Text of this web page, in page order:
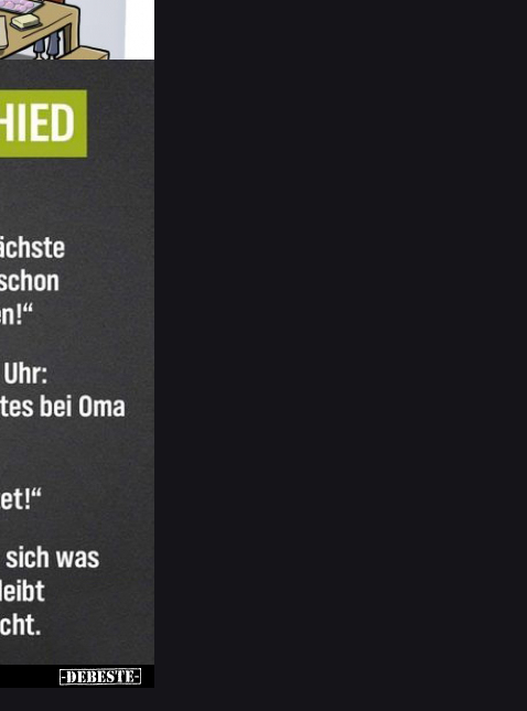
um einen Kater auszukurieren.
seit 3 Wochen hier, hat 2x vergessen) Müll
weiß noch nichts, wird weinen) Elternabend
aufräumen damit sie putzen kann, ja
mindestens 45 Minuten) Sport?? (seit
etwas größere Teller gibt." "Das ist ein
und "Lunch". - Auf Deutsch wäre es also
warm. Sollen wir picknicken und abends
einlädt. - Aufstrich! Du solltest Aufstrich